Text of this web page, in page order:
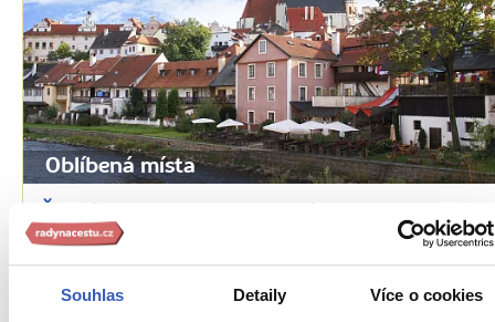
Souhlas Detaily Více o cookies
Oblíbená místa
Český Krumlov: romantický kout na jihu
Čech je magnet na turisty
9280 přečtení